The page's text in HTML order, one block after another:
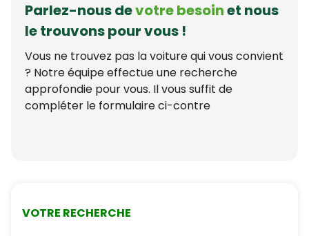
Parlez-nous devotre besoinet nous
le trouvons pour vous !
Vous ne trouvez pas la voiture qui vous convient
? Notre équipe effectue une recherche
approfondie pour vous. Il vous suffit de
compléter le formulaire ci-contre
VOTRE RECHERCHE